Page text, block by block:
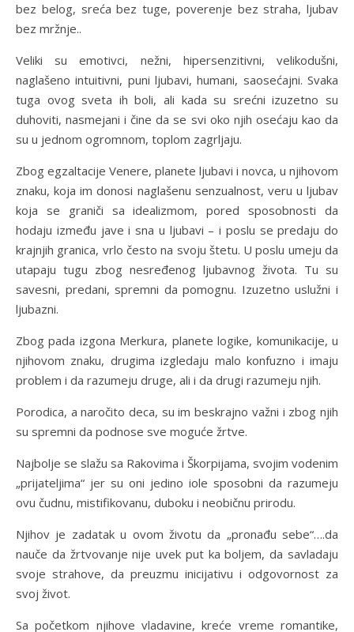
bez belog, sreća bez tuge, poverenje bez straha, ljubav
bez mržnje..
Veliki su emotivci, nežni, hipersenzitivni, velikodušni,
naglašeno intuitivni, puni ljubavi, humani, saosećajni. Svaka
tuga ovog sveta ih boli, ali kada su srećni izuzetno su
duhoviti, nasmejani i čine da se svi oko njih osećaju kao da
su u jednom ogromnom, toplom zagrljaju.
Zbog egzaltacije Venere, planete ljubavi i novca, u njihovom
znaku, koja im donosi naglašenu senzualnost, veru u ljubav
koja se graniči sa idealizmom, pored sposobnosti da
hodaju između jave i sna u ljubavi – i poslu se predaju do
krajnjih granica, vrlo često na svoju štetu. U poslu umeju da
utapaju tugu zbog nesređenog ljubavnog života. Tu su
savesni, predani, spremni da pomognu. Izuzetno uslužni i
ljubazni.
Zbog pada izgona Merkura, planete logike, komunikacije, u
njihovom znaku, drugima izgledaju malo konfuzno i imaju
problem i da razumeju druge, ali i da drugi razumeju njih.
Porodica, a naročito deca, su im beskrajno važni i zbog njih
su spremni da podnose sve moguće žrtve.
Najbolje se slažu sa Rakovima i Škorpijama, svojim vodenim
„prijateljima“ jer su oni jedino iole sposobni da razumeju
ovu čudnu, mistifikovanu, duboku i neobičnu prirodu.
Njihov je zadatak u ovom životu da „pronađu sebe“….da
nauče da žrtvovanje nije uvek put ka boljem, da savladaju
svoje strahove, da preuzmu inicijativu i odgovornost za
svoj život.
Sa početkom njihove vladavine, kreće vreme romantike,